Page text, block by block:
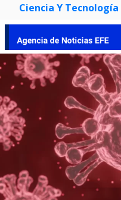
Ciencia Y Tecnología